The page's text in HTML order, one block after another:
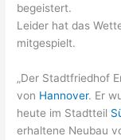
begeistert.
Leider hat das
mitgespielt.
„Der Stadtfriedhof
von Hannover. Er
heute im Stadtteil
erhaltene Neubau